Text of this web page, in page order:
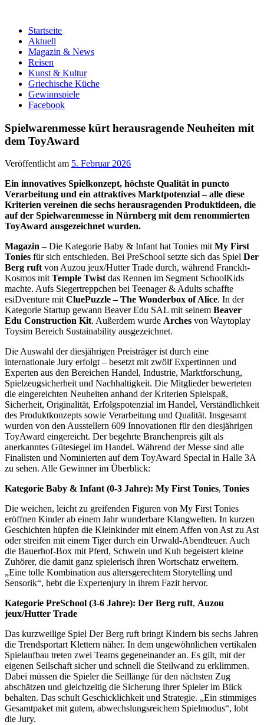
Startseite
Aktuell
Magazin & News
Reisen
Kunst & Kultur
Griechische Küche
Gewinnspiele
Facebook
Spielwarenmesse kürt herausragende Neuheiten mit
dem ToyAward
Veröffentlicht am 5. Februar 2026
Ein innovatives Spielkonzept, höchste Qualität in puncto
Verarbeitung und ein attraktives Marktpotenzial – alle diese
Kriterien vereinen die sechs herausragenden Produktideen, die
auf der Spielwarenmesse in Nürnberg mit dem renommierten
ToyAward ausgezeichnet wurden.
Magazin –Die Kategorie Baby & Infant hat Tonies mitMy First
Tonies für sich entschieden. Bei PreSchool setzte sich das Spiel Der
Berg ruftvon Auzou jeux/Hutter Trade durch, während Franckh-
Kosmos mitTemple Twistdas Rennen im Segment SchoolKids
machte. Aufs Siegertreppchen bei Teenager & Adults schaffte
esiDventure mitCluePuzzle – The Wonderbox of Alice. In der
Kategorie Startup gewann Beaver Edu SAL mit seinem Beaver
Edu Construction Kit. Außerdem wurde Arches von Waytoplay
Toysim Bereich Sustainability ausgezeichnet.
Die Auswahl der diesjährigen Preisträger ist durch eine
internationale Jury erfolgt – besetzt mit zwölf Expertinnen und
Experten aus den Bereichen Handel, Industrie, Marktforschung,
Spielzeugsicherheit und Nachhaltigkeit. Die Mitglieder bewerteten
die eingereichten Neuheiten anhand der Kriterien Spielspaß,
Sicherheit, Originalität, Erfolgspotenzial im Handel, Verständlichkeit
des Produktkonzepts sowie Verarbeitung und Qualität. Insgesamt
wurden von den Ausstellern 609 Innovationen für den diesjährigen
ToyAward eingereicht. Der begehrte Branchenpreis gilt als
anerkanntes Gütesiegel im Handel. Während der Messe sind alle
Finalisten und Nominierten auf dem ToyAward Special in Halle 3A
zu sehen. Alle Gewinner im Überblick:
Kategorie Baby & Infant (0-3 Jahre): My First Tonies, Tonies
Die weichen, leicht zu greifenden Figuren von My First Tonies
eröffnen Kinder ab einem Jahr wunderbare Klangwelten. In kurzen
Geschichten hüpfen die Kleinkinder mit einem Affen von Ast zu Ast
oder streifen mit einem Tiger durch ein Urwald-Abendteuer. Auch
die Bauerhof-Box mit Pferd, Schwein und Kuh begeistert kleine
Zuhörer, die damit ganz spielerisch ihren Wortschatz erweitern.
„Eine tolle Kombination aus altersgerechtem Storytelling und
Sensorik“, hebt die Expertenjury in ihrem Fazit hervor.
Kategorie PreSchool (3-6 Jahre): Der Berg ruft, Auzou
jeux/Hutter Trade
Das kurzweilige Spiel Der Berg ruft bringt Kindern bis sechs Jahren
die Trendsportart Klettern näher. In dem ungewöhnlichen vertikalen
Spielaufbau treten zwei Teams gegeneinander an. Es gilt, mit der
eigenen Seilschaft sicher und schnell die Steilwand zu erklimmen.
Dabei müssen die Spieler die Seillänge für den nächsten Zug
abschätzen und gleichzeitig die Sicherung ihrer Spieler im Blick
behalten. Das schult Geschicklichkeit und Strategie. „Ein stimmiges
Gesamtpaket mit gutem, abwechslungsreichem Spielmodus“, lobt
die Jury.